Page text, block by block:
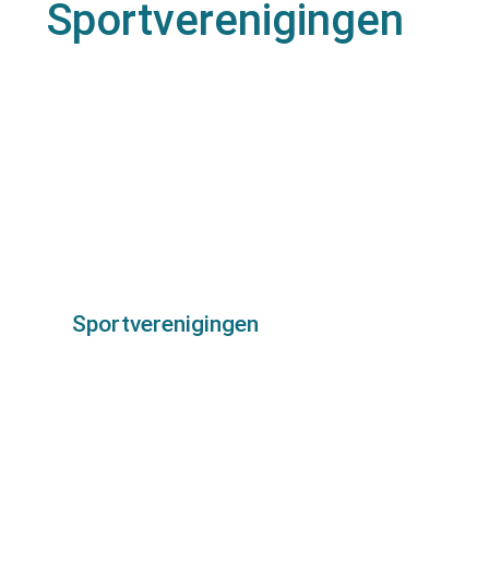
Sportverenigingen
Sportverenigingen